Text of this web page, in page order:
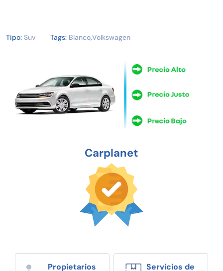
Tipo: Suv Tags: Blanco,Volkswagen
Carplanet
Propietarios
Servicios de